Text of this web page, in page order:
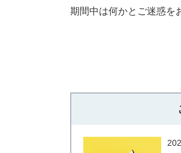
期間中は何かとご迷惑を